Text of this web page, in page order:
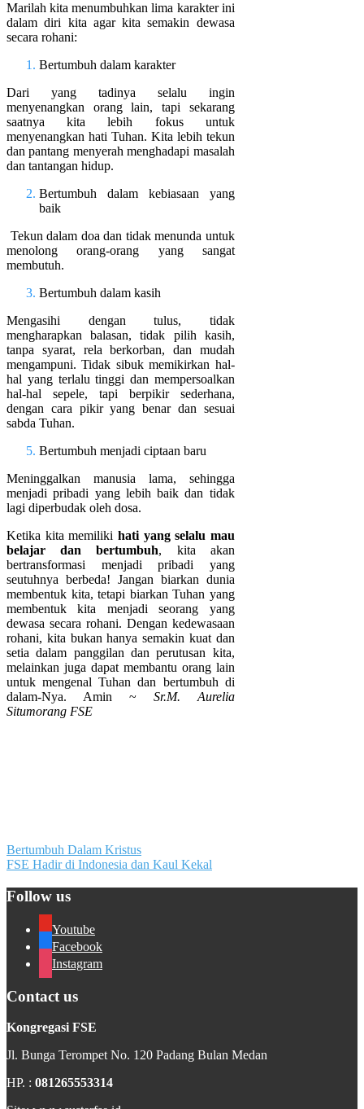
Marilah kita menumbuhkan lima karakter ini
dalam diri kita agar kita semakin dewasa
secara rohani:
Bertumbuh dalam karakter
Dari yang tadinya selalu ingin
menyenangkan orang lain, tapi sekarang
saatnya kita lebih fokus untuk
menyenangkan hati Tuhan. Kita lebih tekun
dan pantang menyerah menghadapi masalah
dan tantangan hidup.
Bertumbuh dalam kebiasaan yang
baik
Tekun dalam doa dan tidak menunda untuk
menolong orang-orang yang sangat
membutuh.
Bertumbuh dalam kasih
Mengasihi dengan tulus, tidak
mengharapkan balasan, tidak pilih kasih,
tanpa syarat, rela berkorban, dan mudah
mengampuni. Tidak sibuk memikirkan hal-
hal yang terlalu tinggi dan mempersoalkan
hal-hal sepele, tapi berpikir sederhana,
dengan cara pikir yang benar dan sesuai
sabda Tuhan.
Bertumbuh menjadi ciptaan baru
Meninggalkan manusia lama, sehingga
menjadi pribadi yang lebih baik dan tidak
lagi diperbudak oleh dosa.
Ketika kita memiliki hati yang selalu mau
belajar dan bertumbuh, kita akan
bertransformasi menjadi pribadi yang
seutuhnya berbeda! Jangan biarkan dunia
membentuk kita, tetapi biarkan Tuhan yang
membentuk kita menjadi seorang yang
dewasa secara rohani. Dengan kedewasaan
rohani, kita bukan hanya semakin kuat dan
setia dalam panggilan dan perutusan kita,
melainkan juga dapat membantu orang lain
untuk mengenal Tuhan dan bertumbuh di
dalam-Nya. Amin ~ Sr.M. Aurelia
Situmorang FSE
Post
navigation
Bertumbuh Dalam Kristus
FSE Hadir di Indonesia dan Kaul Kekal
Follow us
Youtube
Facebook
Instagram
Contact us
Kongregasi FSE
Jl. Bunga Terompet No. 120 Padang Bulan Medan
HP. : 081265553314